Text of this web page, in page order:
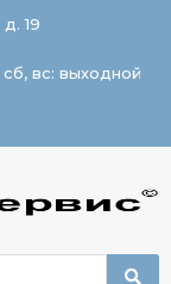
19
вс: выходной